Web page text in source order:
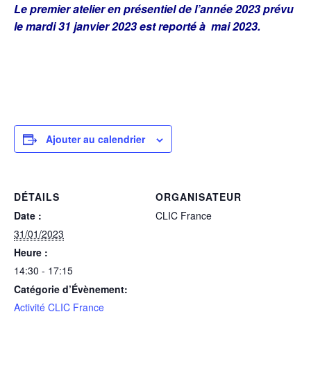
Le premier atelier en présentiel de l’année 2023 prévu
le mardi 31 janvier 2023 est reporté à mai 2023.
Ajouter au calendrier
DÉTAILS
Date :
31/01/2023
Heure :
14:30 - 17:15
Catégorie d’Évènement:
Activité CLIC France
ORGANISATEUR
CLIC France